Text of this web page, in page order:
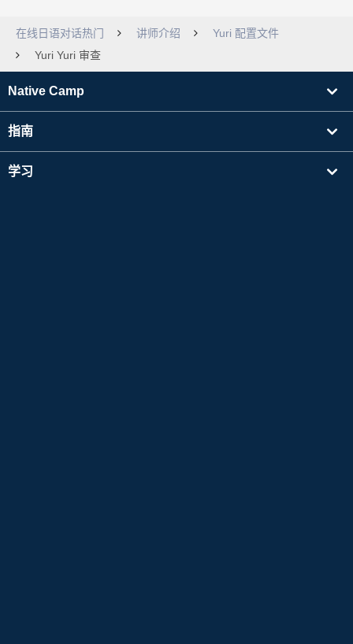
在线日语对话热门 讲师介绍
Yuri 配置文件
Yuri Yuri 审查
Native Camp
指南
学习